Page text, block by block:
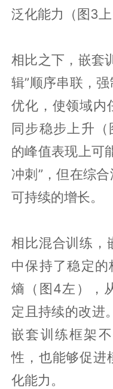
泛化能力（图3上
相比之下，嵌套
辑”顺序串联，
优化，使领域内
同步稳步上升
的峰值表现上可
冲刺”，但在综
可持续的增长。
相比混合训练，
中保持了稳定
熵（图4左），
定且持续的改进
嵌套训练框架
性，也能够促进
化能力。